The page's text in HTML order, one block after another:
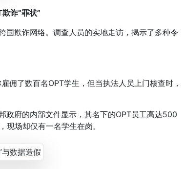
诈“罪状”
欺诈网络。调查人员的实地走访，揭示了多种令
了数百名OPT学生，但当执法人员上门核查时，
府的内部文件显示，其名下的OPT员工高达500
现场却仅有一名学生在岗。